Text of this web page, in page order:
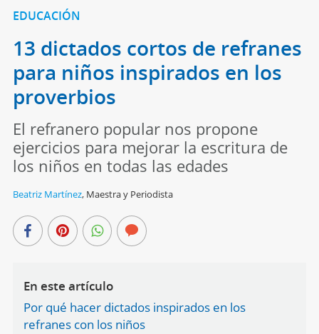
EDUCACIÓN
13 dictados cortos de refranes
para niños inspirados en los
proverbios
El refranero popular nos propone
ejercicios para mejorar la escritura de
los niños en todas las edades
Beatriz Martínez, Maestra y Periodista
En este artículo
Por qué hacer dictados inspirados en los
refranes con los niños